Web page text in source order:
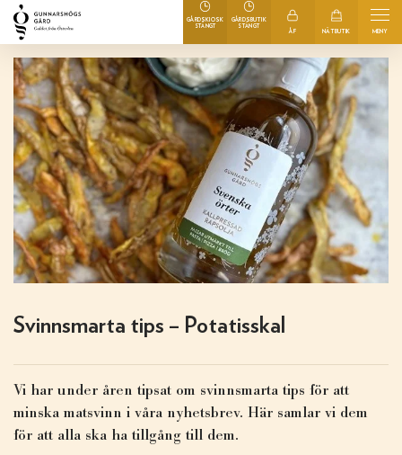
MENY
NÄTBUTIK
ÅF
GÅRDSBUTIK
STÄNGT
GÅRDSKIOSK
STÄNGT
Svinnsmarta tips – Potatisskal
Vi har under åren tipsat om svinnsmarta tips för att
minska matsvinn i våra nyhetsbrev. Här samlar vi dem
för att alla ska ha tillgång till dem.